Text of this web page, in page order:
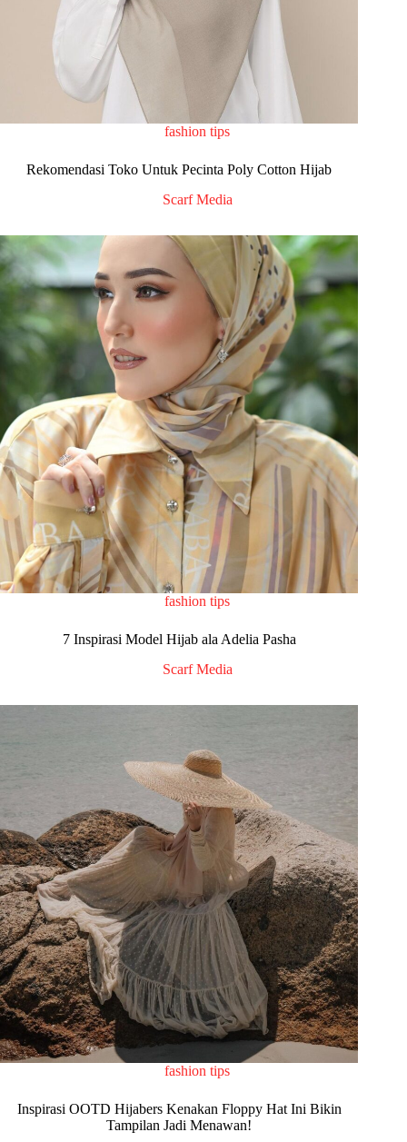
fashion tips
Rekomendasi Toko Untuk Pecinta Poly Cotton Hijab
Scarf Media
fashion tips
7 Inspirasi Model Hijab ala Adelia Pasha
Scarf Media
fashion tips
Inspirasi OOTD Hijabers Kenakan Floppy Hat Ini Bikin
Tampilan Jadi Menawan!